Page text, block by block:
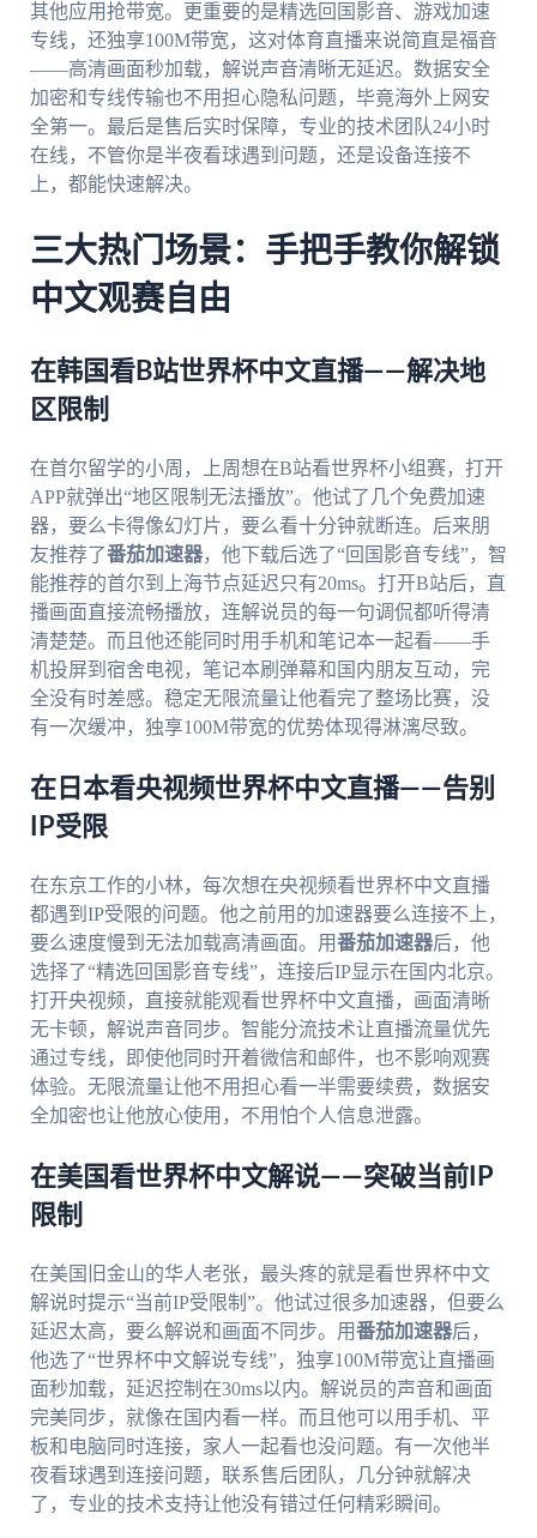
其他应用抢带宽。更重要的是精选回国影音、游戏加速
专线，还独享100M带宽，这对体育直播来说简直是福音
——高清画面秒加载，解说声音清晰无延迟。数据安全
加密和专线传输也不用担心隐私问题，毕竟海外上网安
全第一。最后是售后实时保障，专业的技术团队24小时
在线，不管你是半夜看球遇到问题，还是设备连接不
上，都能快速解决。
三大热门场景：手把手教你解锁
中文观赛自由
在韩国看B站世界杯中文直播——解决地
区限制
在首尔留学的小周，上周想在B站看世界杯小组赛，打开
APP就弹出“地区限制无法播放”。他试了几个免费加速
器，要么卡得像幻灯片，要么看十分钟就断连。后来朋
友推荐了番茄加速器，他下载后选了“回国影音专线”，智
能推荐的首尔到上海节点延迟只有20ms。打开B站后，直
播画面直接流畅播放，连解说员的每一句调侃都听得清
清楚楚。而且他还能同时用手机和笔记本一起看——手
机投屏到宿舍电视，笔记本刷弹幕和国内朋友互动，完
全没有时差感。稳定无限流量让他看完了整场比赛，没
有一次缓冲，独享100M带宽的优势体现得淋漓尽致。
在日本看央视频世界杯中文直播——告别
IP受限
在东京工作的小林，每次想在央视频看世界杯中文直播
都遇到IP受限的问题。他之前用的加速器要么连接不上，
要么速度慢到无法加载高清画面。用番茄加速器后，他
选择了“精选回国影音专线”，连接后IP显示在国内北京。
打开央视频，直接就能观看世界杯中文直播，画面清晰
无卡顿，解说声音同步。智能分流技术让直播流量优先
通过专线，即使他同时开着微信和邮件，也不影响观赛
体验。无限流量让他不用担心看一半需要续费，数据安
全加密也让他放心使用，不用怕个人信息泄露。
在美国看世界杯中文解说——突破当前IP
限制
在美国旧金山的华人老张，最头疼的就是看世界杯中文
解说时提示“当前IP受限制”。他试过很多加速器，但要么
延迟太高，要么解说和画面不同步。用番茄加速器后，
他选了“世界杯中文解说专线”，独享100M带宽让直播画
面秒加载，延迟控制在30ms以内。解说员的声音和画面
完美同步，就像在国内看一样。而且他可以用手机、平
板和电脑同时连接，家人一起看也没问题。有一次他半
夜看球遇到连接问题，联系售后团队，几分钟就解决
了，专业的技术支持让他没有错过任何精彩瞬间。